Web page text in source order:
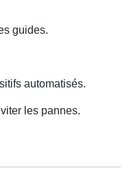
guides.
automatisés.
les pannes.